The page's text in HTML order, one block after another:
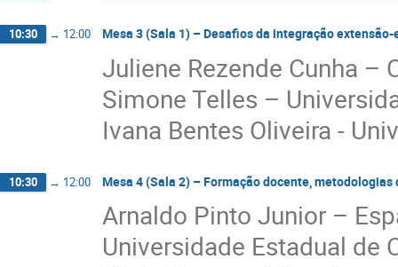
10:30 → 12:00 Mesa 3 (Sala 1) – Desafios da integração
Juliene Rezende Cunha –
Simone Telles –
Ivana Bentes Oliveira -
10:30 → 12:00 Mesa 4 (Sala 2) – Formação docente,
Arnaldo Pinto Junior –
Universidade Estadual de